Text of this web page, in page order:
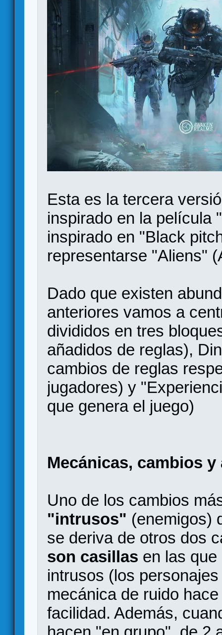
Esta es la tercera
inspirado en la película
inspirado en "Black
representarse "Aliens"
Dado que existen
anteriores vamos a
divididos en tres
añadidos de reglas),
cambios de reglas
jugadores) y
que genera el juego)
Mecánicas, cambios
Uno de los cambios
"intrusos" (enemigos)
se deriva de otros dos
son casillas en las
intrusos (los
mecánica de ruido
facilidad. Además,